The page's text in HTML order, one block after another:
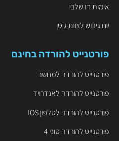
אימות דו שלבי
יום גיבוש לצוות קטן
פורטנייט להורדה בחינם
פורטנייט להורדה למחשב
פורטנייט להורדה לאנדרויד
פורטנייט להורדה לטלפון IOS
פורטנייט להורדה סוני 4